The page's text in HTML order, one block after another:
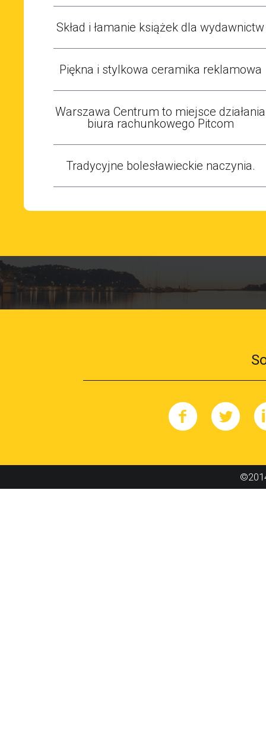
Skład i łamanie książek dla wydawnictw
Piękna i stylkowa ceramika reklamowa
Warszawa Centrum to miejsce działania
biura rachunkowego Pitcom
Tradycyjne bolesławieckie naczynia.